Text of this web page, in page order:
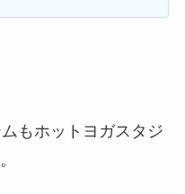
もホットヨガスタジ